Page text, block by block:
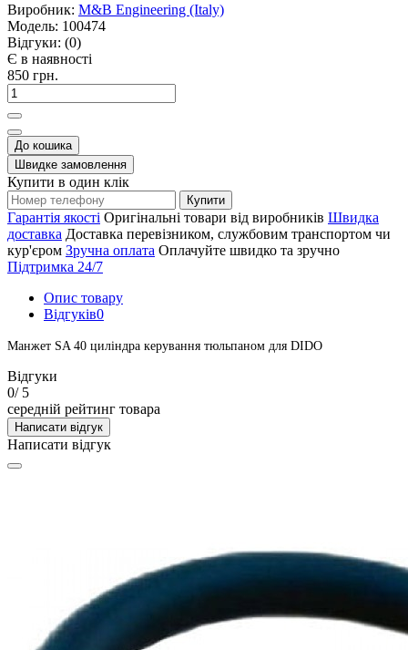
Виробник: M&B Engineering (Italy)
Модель: 100474
Відгуки: (0)
Є в наявності
850 грн.
До кошика
Швидке замовлення
Купити в один клік
Купити
Гарантія якості Оригінальні товари від виробників Швидка
доставка Доставка перевізником, службовим транспортом чи
кур'єром Зручна оплата Оплачуйте швидко та зручно
Підтримка 24/7
Опис товару
Відгуків0
Манжет SA 40 циліндра керування тюльпаном для DIDO
Відгуки
0/ 5
середній рейтинг товара
Написати відгук
Написати відгук